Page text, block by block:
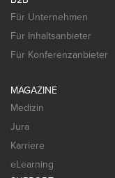
Für Unternehmen
Für Inhaltsanbieter
Für Konferenzanbieter
MAGAZINE
Medizin
Jura
Karriere
eLearning